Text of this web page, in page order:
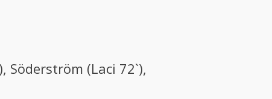
Söderström (Laci 72`),